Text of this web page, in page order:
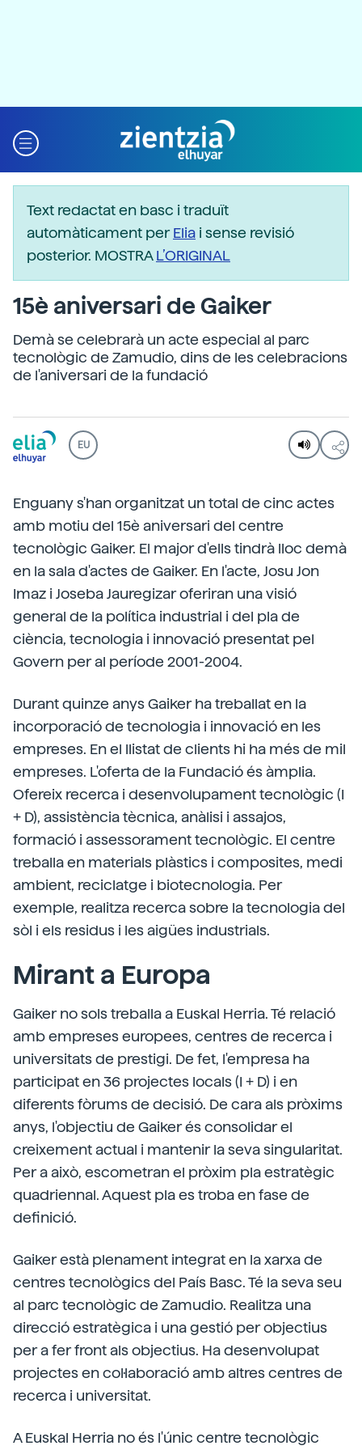
Text redactat en basc i traduït
automàticament perElia i sense revisió
posterior. MOSTRAL’ORIGINAL
15è aniversari de Gaiker
Demà se celebrarà un acte especial al parc
tecnològic de Zamudio, dins de les celebracions
de l'aniversari de la fundació
EU
Enguany s'han organitzat un total de cinc actes
amb motiu del 15è aniversari del centre
tecnològic Gaiker. El major d'ells tindrà lloc demà
en la sala d'actes de Gaiker. En l'acte, Josu Jon
Imaz i Joseba Jauregizar oferiran una visió
general de la política industrial i del pla de
ciència, tecnologia i innovació presentat pel
Govern per al període 2001-2004.
Durant quinze anys Gaiker ha treballat en la
incorporació de tecnologia i innovació en les
empreses. En el llistat de clients hi ha més de mil
empreses. L'oferta de la Fundació és àmplia.
Ofereix recerca i desenvolupament tecnològic (I
+ D), assistència tècnica, anàlisi i assajos,
formació i assessorament tecnològic. El centre
treballa en materials plàstics i composites, medi
ambient, reciclatge i biotecnologia. Per
exemple, realitza recerca sobre la tecnologia del
sòl i els residus i les aigües industrials.
Mirant a Europa
Gaiker no sols treballa a Euskal Herria. Té relació
amb empreses europees, centres de recerca i
universitats de prestigi. De fet, l'empresa ha
participat en 36 projectes locals (I + D) i en
diferents fòrums de decisió. De cara als pròxims
anys, l'objectiu de Gaiker és consolidar el
creixement actual i mantenir la seva singularitat.
Per a això, escometran el pròxim pla estratègic
quadriennal. Aquest pla es troba en fase de
definició.
Gaiker està plenament integrat en la xarxa de
centres tecnològics del País Basc. Té la seva seu
al parc tecnològic de Zamudio. Realitza una
direcció estratègica i una gestió per objectius
per a fer front als objectius. Ha desenvolupat
projectes en col·laboració amb altres centres de
recerca i universitat.
A Euskal Herria no és l'únic centre tecnològic